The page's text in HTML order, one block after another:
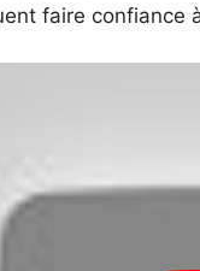
faire confiance